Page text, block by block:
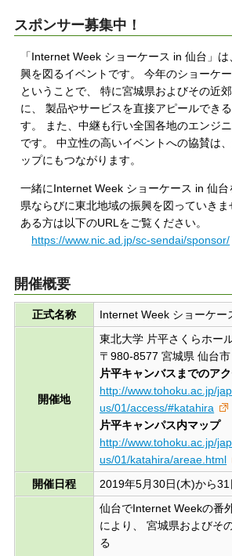
スポンサー募集中！
「Internet Week ショーケース in 仙台」
興を図るイベントです。 今年のショーケ
ということで、 特に宮城県およびその近
に、 製品やサービスを直接アピールでき
す。 また、中継も行い全国各地のエンジ
です。 中立性の高いイベントへの協賛は
ップにもつながります。
一緒にInternet Week ショーケース in 仙
県ならびに東北地域の振興を図っていき
ある方は以下のURLをご覧ください。
https://www.nic.ad.jp/sc-sendai/sponsor/
開催概要
正式名称 Internet Week ショーケー
開催地
東北大学 片平さくらホー
〒980-8577 宮城県 仙台
片平キャンバスまでのア
http://www.tohoku.ac.jp/
us/01/access/#katahira
片平キャンパス内マップ
http://www.tohoku.ac.jp/
us/01/katahira/areae.html
開催日程
2019年5月30日(木)から
仙台でInternet Weekの番
により、 宮城県およびそ
る